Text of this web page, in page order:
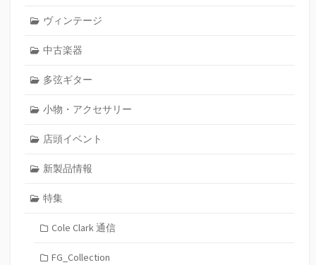
ヴィンテージ
中古楽器
多弦ギター
小物・アクセサリー
店頭イベント
新製品情報
特集
Cole Clark 通信
FG_Collection